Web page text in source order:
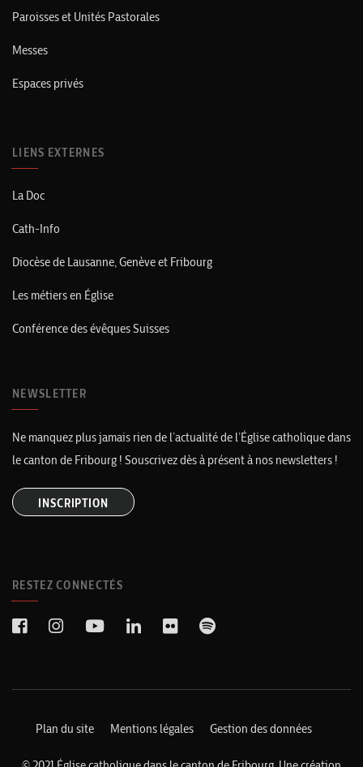
Paroisses et Unités Pastorales
Messes
Espaces privés
LIENS EXTERNES
La Doc
Cath-Info
Diocèse de Lausanne, Genève et Fribourg
Les métiers en Église
Conférence des évêques Suisses
NEWSLETTER
Ne manquez plus jamais rien de l’actualité de l’Église catholique dans
le canton de Fribourg ! Souscrivez dès à présent à nos newsletters !
INSCRIPTION
RESTEZ CONNECTÉS
Plan du site Mentions légales Gestion des données